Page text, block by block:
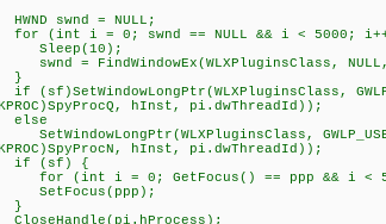
swnd = NULL;
i = 0; swnd == NULL && i < 5000;
= FindWindowEx(WLXPluginsClass, NULL,
hInst, pi.dwThreadId));
hInst, pi.dwThreadId));
(sf) {
i = 0; GetFocus() == ppp && i <